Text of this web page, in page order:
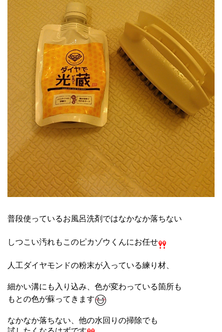
普段使っているお風呂洗剤ではなかなか落ちない
しつこい汚れもこのピカゾウくんにお任せ
人工ダイヤモンドの粉末が入っている練り材、
細かい溝にも入り込み、 色が変わっている箇所も
もとの色が蘇ってきます
なかなか落ちない、他の水回りの掃除でも